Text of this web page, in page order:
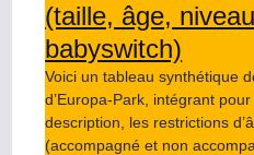
(taille, âge,
babyswitch)
Voici un tableau synthétique
d’Europa-Park, intégrant
description, les restrictions
(accompagné et non